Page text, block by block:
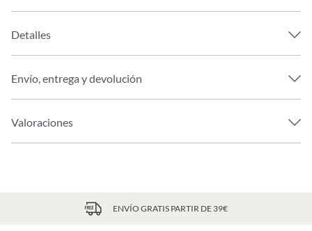
Detalles
Envío, entrega y devolución
Valoraciones
ENVÍO GRATIS PARTIR DE 39€